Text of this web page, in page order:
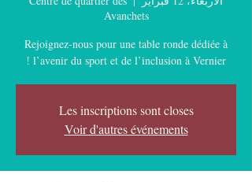
Avanchets
Rejoignez-nous pour une table ronde dédiée à
l’avenir du sport et de l’inclusion à Vernier !
Les inscriptions sont closes
Voir d'autres événements